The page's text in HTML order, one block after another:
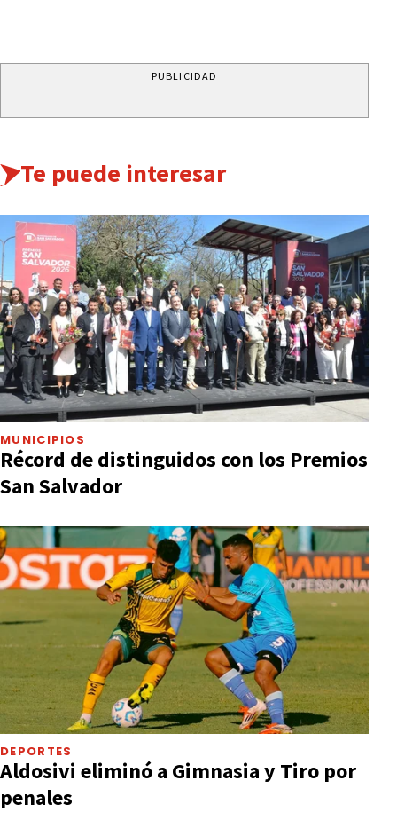
PUBLICIDAD
Te puede interesar
MUNICIPIOS
Récord de distinguidos con los Premios
San Salvador
DEPORTES
Aldosivi eliminó a Gimnasia y Tiro por
penales